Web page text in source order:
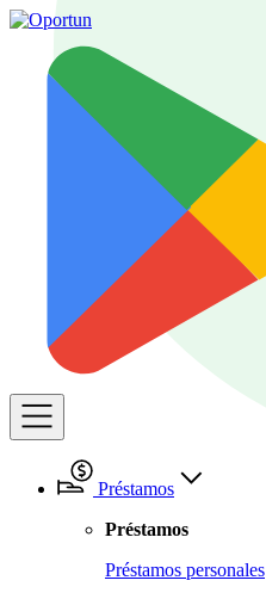
Préstamos
Préstamos
Préstamos personales